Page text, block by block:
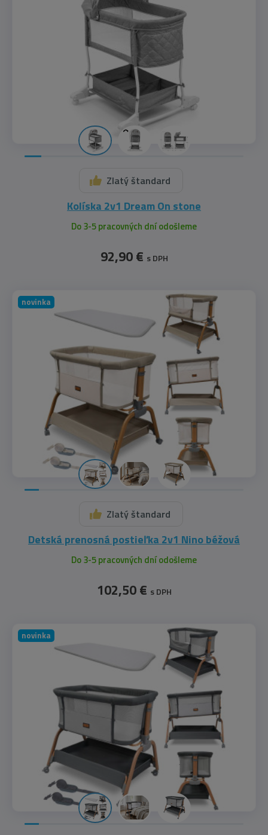
Zlatý štandard
Kolíska 2v1 Dream On stone
Do 3-5 pracovných dní odošleme
92,90 € s DPH
novinka
Zlatý štandard
Detská prenosná postieľka 2v1 Nino béžová
Do 3-5 pracovných dní odošleme
102,50 € s DPH
novinka